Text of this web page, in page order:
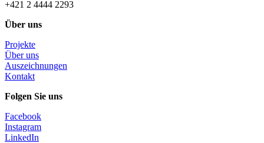
+421 2 4444 2293
Über uns
Projekte
Über uns
Auszeichnungen
Kontakt
Folgen Sie uns
Facebook
Instagram
LinkedIn